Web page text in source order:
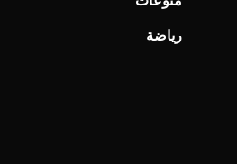
رياضة